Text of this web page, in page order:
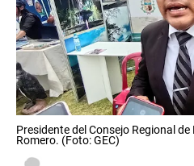
Presidente del Consejo Regional
Romero. (Foto: GEC)